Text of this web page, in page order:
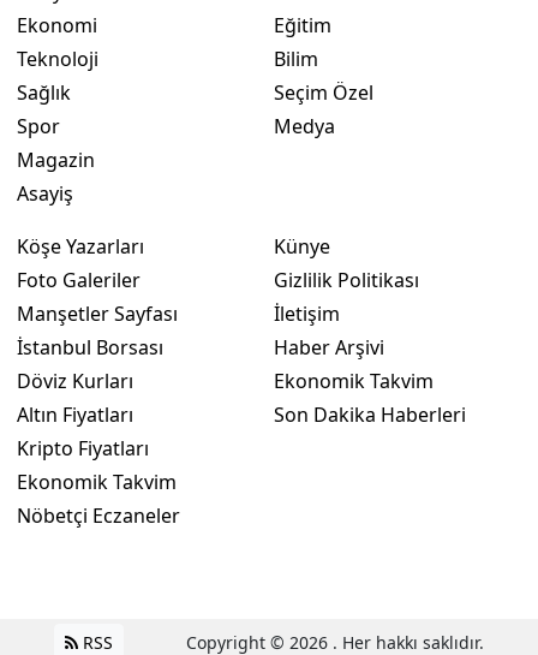
Ekonomi
Teknoloji
Sağlık
Spor
Magazin
Asayiş
Eğitim
Bilim
Seçim Özel
Medya
Köşe Yazarları
Foto Galeriler
Manşetler Sayfası
İstanbul Borsası
Döviz Kurları
Altın Fiyatları
Kripto Fiyatları
Ekonomik Takvim
Nöbetçi Eczaneler
Künye
Gizlilik Politikası
İletişim
Haber Arşivi
Ekonomik Takvim
Son Dakika Haberleri
RSS Copyright © 2026 . Her hakkı saklıdır.